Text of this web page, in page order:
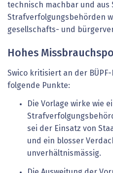
technisch machbar und aus
Strafverfolgungsbehörden
gesellschafts- und
Hohes
Swico kritisiert an der
folgende Punkte:
Die Vorlage wirke wie
sei der Einsatz von
und ein blosser
unverhältnismässig.